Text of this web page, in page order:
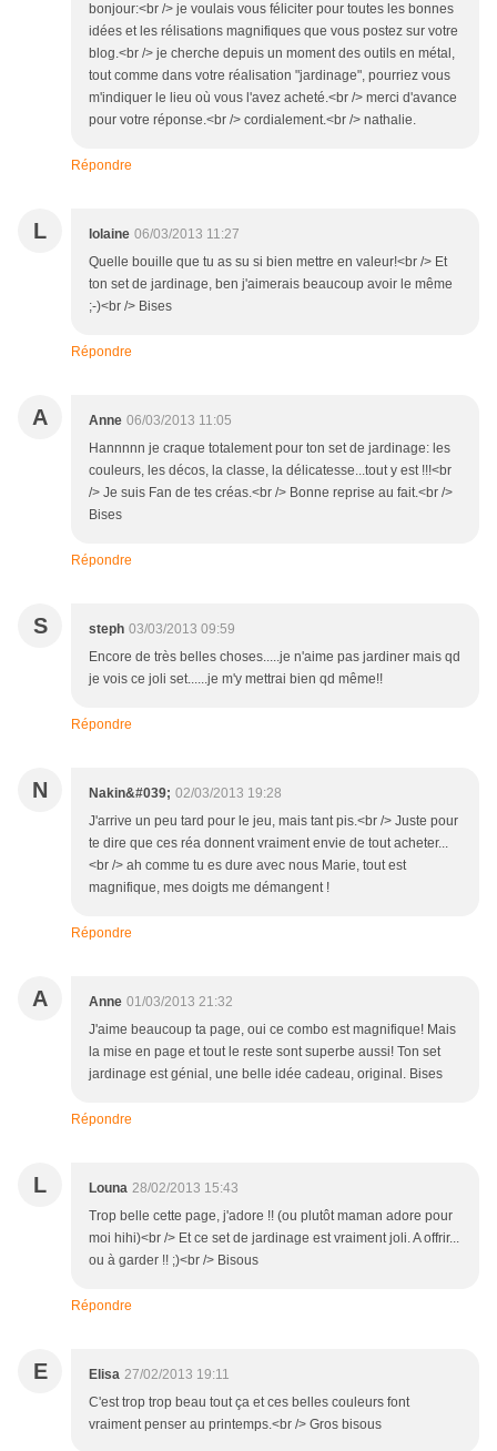
bonjour:<br /> je voulais vous féliciter pour toutes les bonnes
idées et les rélisations magnifiques que vous postez sur votre
blog.<br /> je cherche depuis un moment des outils en métal,
tout comme dans votre réalisation "jardinage", pourriez vous
m'indiquer le lieu où vous l'avez acheté.<br /> merci d'avance
pour votre réponse.<br /> cordialement.<br /> nathalie.
Répondre
L lolaine 06/03/2013 11:27
Quelle bouille que tu as su si bien mettre en valeur!<br /> Et
ton set de jardinage, ben j'aimerais beaucoup avoir le même
;-)<br /> Bises
Répondre
A Anne 06/03/2013 11:05
Hannnnn je craque totalement pour ton set de jardinage: les
couleurs, les décos, la classe, la délicatesse...tout y est !!!<br
/> Je suis Fan de tes créas.<br /> Bonne reprise au fait.<br />
Bises
Répondre
S steph 03/03/2013 09:59
Encore de très belles choses.....je n'aime pas jardiner mais qd
je vois ce joli set......je m'y mettrai bien qd même!!
Répondre
N Nakin&#039; 02/03/2013 19:28
J'arrive un peu tard pour le jeu, mais tant pis.<br /> Juste pour
te dire que ces réa donnent vraiment envie de tout acheter...
<br /> ah comme tu es dure avec nous Marie, tout est
magnifique, mes doigts me démangent !
Répondre
A Anne 01/03/2013 21:32
J'aime beaucoup ta page, oui ce combo est magnifique! Mais
la mise en page et tout le reste sont superbe aussi! Ton set
jardinage est génial, une belle idée cadeau, original. Bises
Répondre
L Louna 28/02/2013 15:43
Trop belle cette page, j'adore !! (ou plutôt maman adore pour
moi hihi)<br /> Et ce set de jardinage est vraiment joli. A offrir...
ou à garder !! ;)<br /> Bisous
Répondre
E Elisa 27/02/2013 19:11
C'est trop trop beau tout ça et ces belles couleurs font
vraiment penser au printemps.<br /> Gros bisous